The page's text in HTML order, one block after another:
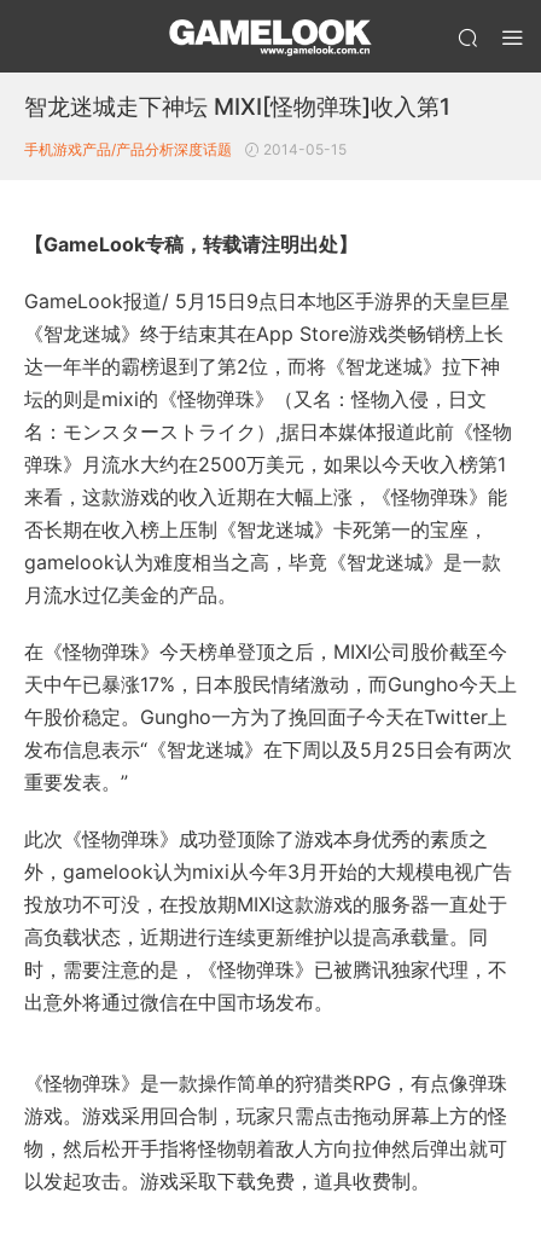
智龙迷城走下神坛 MIXI[怪物弹珠]收入第1
手机游戏产品/产品分析深度话题 2014-05-15
【GameLook专稿，转载请注明出处】
GameLook报道/ 5月15日9点日本地区手游界的天皇巨星
《智龙迷城》终于结束其在App Store游戏类畅销榜上长
达一年半的霸榜退到了第2位，而将《智龙迷城》拉下神
坛的则是mixi的《怪物弹珠》（又名：怪物入侵，日文
名：モンスターストライク）,据日本媒体报道此前《怪物
弹珠》月流水大约在2500万美元，如果以今天收入榜第1
来看，这款游戏的收入近期在大幅上涨，《怪物弹珠》能
否长期在收入榜上压制《智龙迷城》卡死第一的宝座，
gamelook认为难度相当之高，毕竟《智龙迷城》是一款
月流水过亿美金的产品。
在《怪物弹珠》今天榜单登顶之后，MIXI公司股价截至今
天中午已暴涨17%，日本股民情绪激动，而Gungho今天上
午股价稳定。Gungho一方为了挽回面子今天在Twitter上
发布信息表示“《智龙迷城》在下周以及5月25日会有两次
重要发表。”
此次《怪物弹珠》成功登顶除了游戏本身优秀的素质之
外，gamelook认为mixi从今年3月开始的大规模电视广告
投放功不可没，在投放期MIXI这款游戏的服务器一直处于
高负载状态，近期进行连续更新维护以提高承载量。同
时，需要注意的是，《怪物弹珠》已被腾讯独家代理，不
出意外将通过微信在中国市场发布。
《怪物弹珠》是一款操作简单的狩猎类RPG，有点像弹珠
游戏。游戏采用回合制，玩家只需点击拖动屏幕上方的怪
物，然后松开手指将怪物朝着敌人方向拉伸然后弹出就可
以发起攻击。游戏采取下载免费，道具收费制。